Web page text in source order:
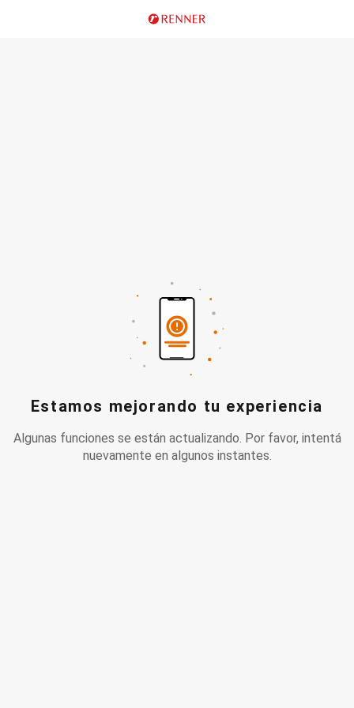
Estamos mejorando tu experiencia
Algunas funciones se están actualizando. Por favor, intentá
nuevamente en algunos instantes.